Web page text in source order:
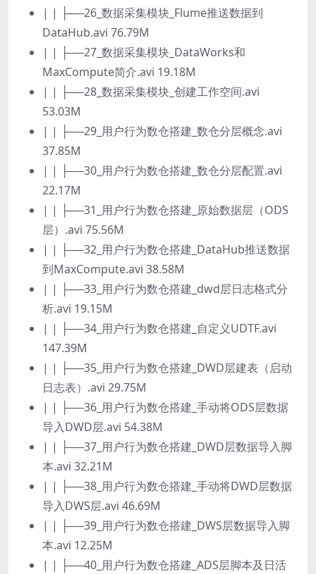
| | ├──26_数据采集模块_Flume推送数据到
DataHub.avi 76.79M
| | ├──27_数据采集模块_DataWorks和
MaxCompute简介.avi 19.18M
| | ├──28_数据采集模块_创建工作空间.avi
53.03M
| | ├──29_用户行为数仓搭建_数仓分层概念.avi
37.85M
| | ├──30_用户行为数仓搭建_数仓分层配置.avi
22.17M
| | ├──31_用户行为数仓搭建_原始数据层（ODS
层）.avi 75.56M
| | ├──32_用户行为数仓搭建_DataHub推送数据
到MaxCompute.avi 38.58M
| | ├──33_用户行为数仓搭建_dwd层日志格式分
析.avi 19.15M
| | ├──34_用户行为数仓搭建_自定义UDTF.avi
147.39M
| | ├──35_用户行为数仓搭建_DWD层建表（启动
日志表）.avi 29.75M
| | ├──36_用户行为数仓搭建_手动将ODS层数据
导入DWD层.avi 54.38M
| | ├──37_用户行为数仓搭建_DWD层数据导入脚
本.avi 32.21M
| | ├──38_用户行为数仓搭建_手动将DWD层数据
导入DWS层.avi 46.69M
| | ├──39_用户行为数仓搭建_DWS层数据导入脚
本.avi 12.25M
| | ├──40_用户行为数仓搭建_ADS层脚本及日活